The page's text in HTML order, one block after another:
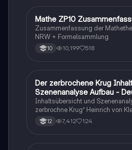
Mathe
Mathe ZP10
Zusammenfassung der
NRW + Formelsammlung
10 10,199 518
Deutsch
Der zerbrochene Krug
Szenenanalyse Aufbau -
Q1/Q2/Abitur
Inhaltsübersicht und
zerbrochne Krug” Heinrich von
12 7,412 124